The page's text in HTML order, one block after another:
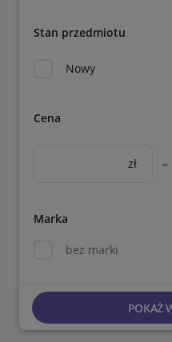
Stan przedmiotu
Nowy
Cena
zł –
Marka
bez marki
POKAŻ